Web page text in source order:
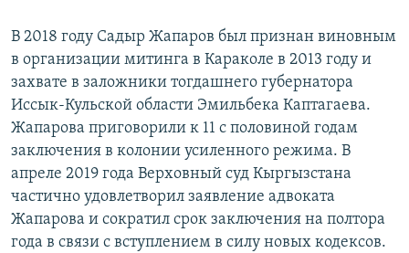
В 2018 году Садыр Жапаров был признан виновным
в организации митинга в Караколе в 2013 году и
захвате в заложники тогдашнего губернатора
Иссык-Кульской области Эмильбека Каптагаева.
Жапарова приговорили к 11 с половиной годам
заключения в колонии усиленного режима. В
апреле 2019 года Верховный суд Кыргызстана
частично удовлетворил заявление адвоката
Жапарова и сократил срок заключения на полтора
года в связи с вступлением в силу новых кодексов.